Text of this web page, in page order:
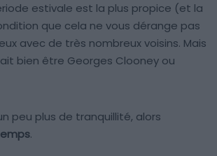
estivale est la plus propice (et la
que cela ne vous dérange pas
avec de très nombreux voisins. Mais
bien être Georges Clooney ou
peu plus de tranquillité, alors
.